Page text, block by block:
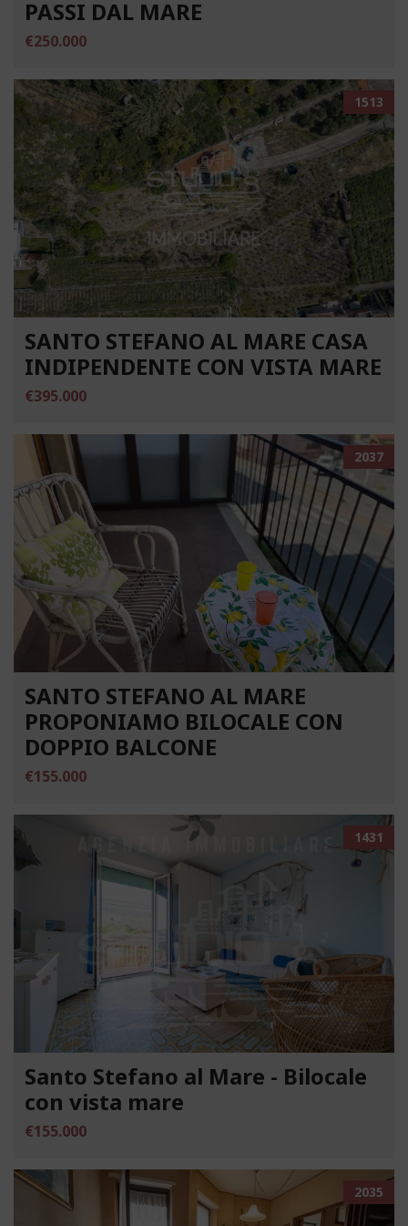
PASSI DAL MARE
€250.000
1513
SANTO STEFANO AL MARE CASA
INDIPENDENTE CON VISTA MARE
€395.000
2037
SANTO STEFANO AL MARE
PROPONIAMO BILOCALE CON
DOPPIO BALCONE
€155.000
1431
Santo Stefano al Mare - Bilocale
con vista mare
€155.000
2035